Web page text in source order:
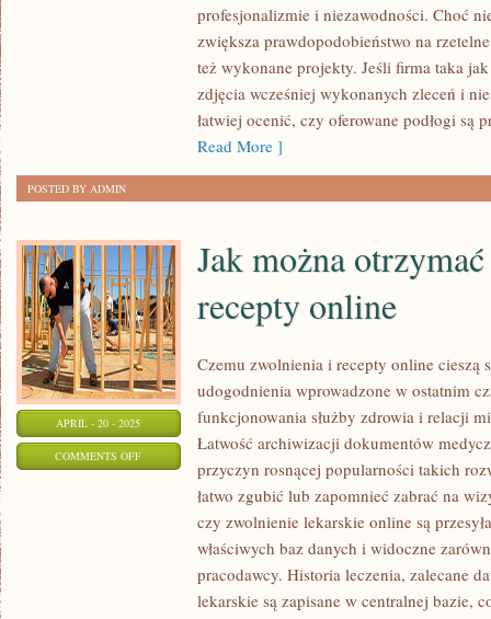
profesjonalizmie i niezawodności. Choć
zwiększa prawdopodobieństwo na
też wykonane projekty. Jeśli firma taka
zdjęcia wcześniej wykonanych zleceń i
łatwiej ocenić, czy oferowane podłogi są
Read More ]
POSTED BY ADMIN
APRIL - 20 - 2025
COMMENTS OFFON
Jak można
recepty online
Czemu zwolnienia i recepty online cieszą
udogodnienia wprowadzone w ostatnim
funkcjonowania służby zdrowia i relacji
Łatwość archiwizacji dokumentów
przyczyn rosnącej popularności takich
łatwo zgubić lub zapomnieć zabrać na
czy zwolnienie lekarskie online są
właściwych baz danych i widoczne
pracodawcy. Historia leczenia, zalecane
lekarskie są zapisane w centralnej bazie,